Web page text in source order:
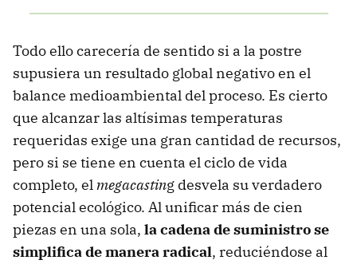
Todo ello carecería de sentido si a la postre
supusiera un resultado global negativo en el
balance medioambiental del proceso. Es cierto
que alcanzar las altísimas temperaturas
requeridas exige una gran cantidad de recursos,
pero si se tiene en cuenta el ciclo de vida
completo, elmegacasting desvela su verdadero
potencial ecológico. Al unificar más de cien
piezas en una sola, la cadena de suministro se
simplifica de manera radical, reduciéndose al